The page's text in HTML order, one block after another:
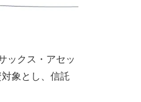
ックス・アセッ
象とし、信託